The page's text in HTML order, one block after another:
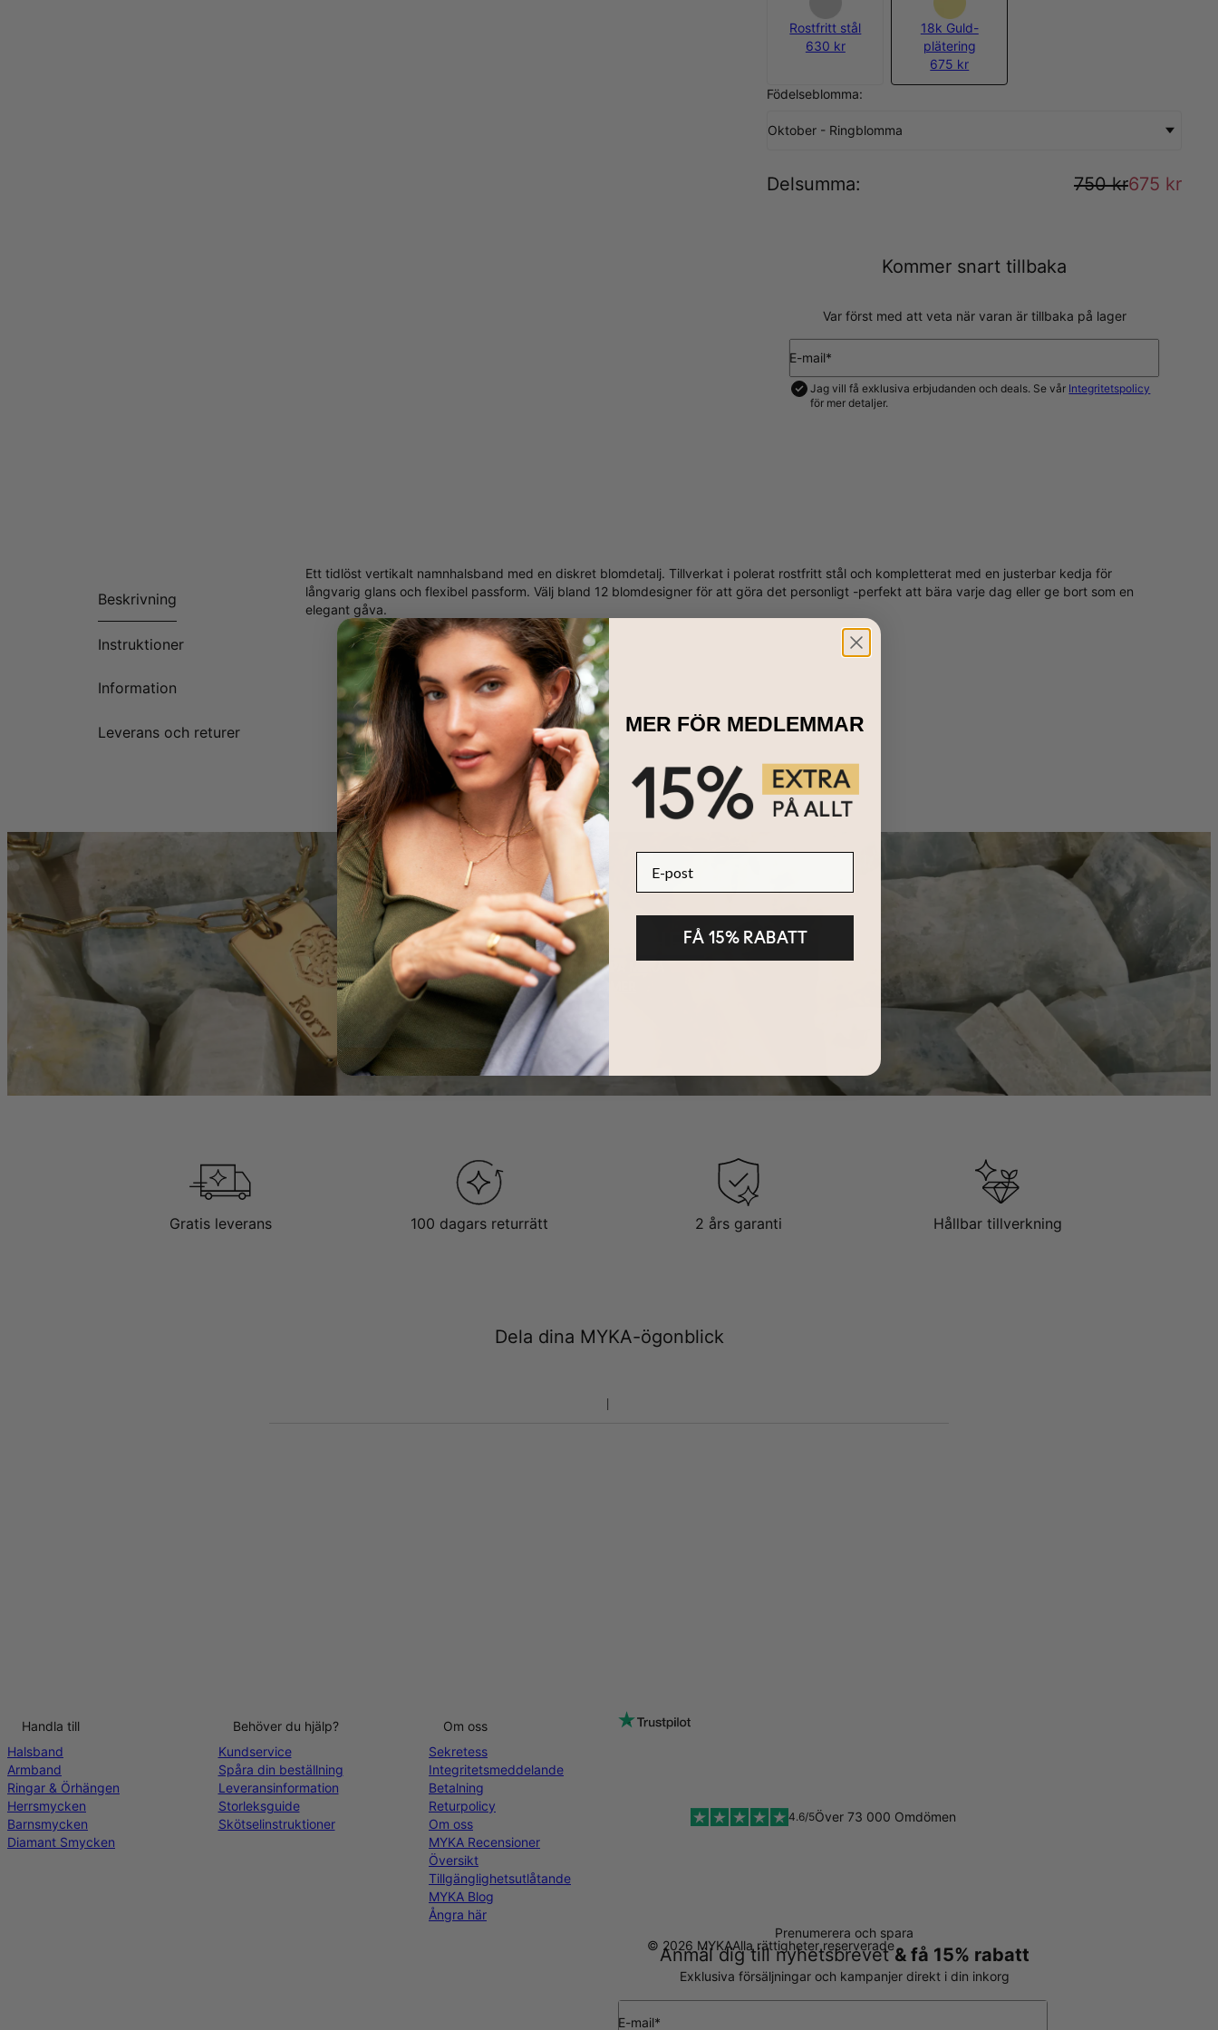
Rostfritt stål
630 kr
18k Guld-
plätering
675 kr
Födelseblomma:
Oktober - Ringblomma
Delsumma: 750 kr675 kr
Kommer snart tillbaka
Var först med att veta när varan är tillbaka på lager
E-mail*
Jag vill få exklusiva erbjudanden och deals. Se vår Integritetspolicy
för mer detaljer.
Beskrivning
Instruktioner
Information
Leverans och returer
Ett tidlöst vertikalt namnhalsband med en diskret blomdetalj. Tillverkat i polerat rostfritt stål och kompletterat med en justerbar kedja för
långvarig glans och flexibel passform. Välj bland 12 blomdesigner för att göra det personligt -perfekt att bära varje dag eller ge bort som en
elegant gåva.
HÅLLBARHET
KÄRNAN PÅ MYKA
LÄS MER
Gratis leverans 100 dagars returrätt 2 års garanti Hållbar tillverkning
Dela dina MYKA-ögonblick
Prenumerera och spara
Anmäl dig till nyhetsbrevet& få 15% rabatt
Exklusiva försäljningar och kampanjer direkt i din inkorg
E-mail*
Handla till
Halsband
Armband
Ringar & Örhängen
Herrsmycken
Barnsmycken
Diamant Smycken
Behöver du hjälp?
Kundservice
Spåra din beställning
Leveransinformation
Storleksguide
Skötselinstruktioner
Om oss
Sekretess
Integritetsmeddelande
Betalning
Returpolicy
Om oss
MYKA Recensioner
Översikt
Tillgänglighetsutlåtande
MYKA Blog
Ångra här
4.6/5Över 73 000 Omdömen
© 2026 MYKAAlla rättigheter reserverade
MER FÖR MEDLEMMAR
FÅ 15% RABATT